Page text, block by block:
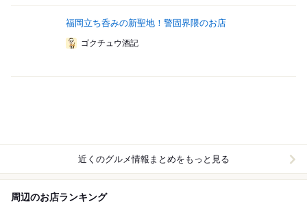
福岡立ち呑みの新聖地！警固界隈のお店
ゴクチュウ酒記
近くのグルメ情報まとめをもっと見る
周辺のお店ランキング